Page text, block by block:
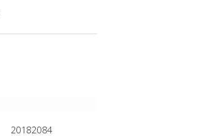
20182084